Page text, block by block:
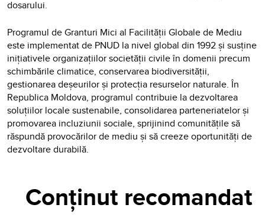
dosarului.
Programul de Granturi Mici al Facilității Globale de Mediu
este implementat de PNUD la nivel global din 1992 și susține
inițiativele organizațiilor societății civile în domenii precum
schimbările climatice, conservarea biodiversității,
gestionarea deșeurilor și protecția resurselor naturale. În
Republica Moldova, programul contribuie la dezvoltarea
soluțiilor locale sustenabile, consolidarea parteneriatelor și
promovarea incluziunii sociale, sprijinind comunitățile să
răspundă provocărilor de mediu și să creeze oportunități de
dezvoltare durabilă.
Conținut recomandat